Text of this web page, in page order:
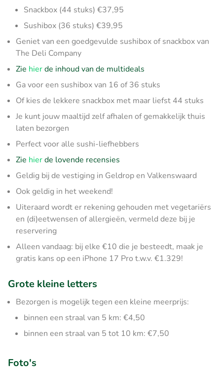
Snackbox (44 stuks) €37,95
Sushibox (36 stuks) €39,95
Geniet van een goedgevulde sushibox of snackbox van
The Deli Company
Zie hierde inhoud van de multideals
Ga voor een sushibox van 16 of 36 stuks
Of kies de lekkere snackbox met maar liefst 44 stuks
Je kunt jouw maaltijd zelf afhalen of gemakkelijk thuis
laten bezorgen
Perfect voor alle sushi-liefhebbers
Zie hierde lovende recensies
Geldig bij de vestiging in Geldrop en Valkenswaard
Ook geldig in het weekend!
Uiteraard wordt er rekening gehouden met vegetariërs
en (di)eetwensen of allergieën, vermeld deze bij je
reservering
Alleen vandaag: bij elke €10 die je besteedt, maak je
gratis kans op een iPhone 17 Pro t.w.v. €1.329!
Grote kleine letters
Bezorgen is mogelijk tegen een kleine meerprijs:
binnen een straal van 5 km: €4,50
binnen een straal van 5 tot 10 km: €7,50
Foto's